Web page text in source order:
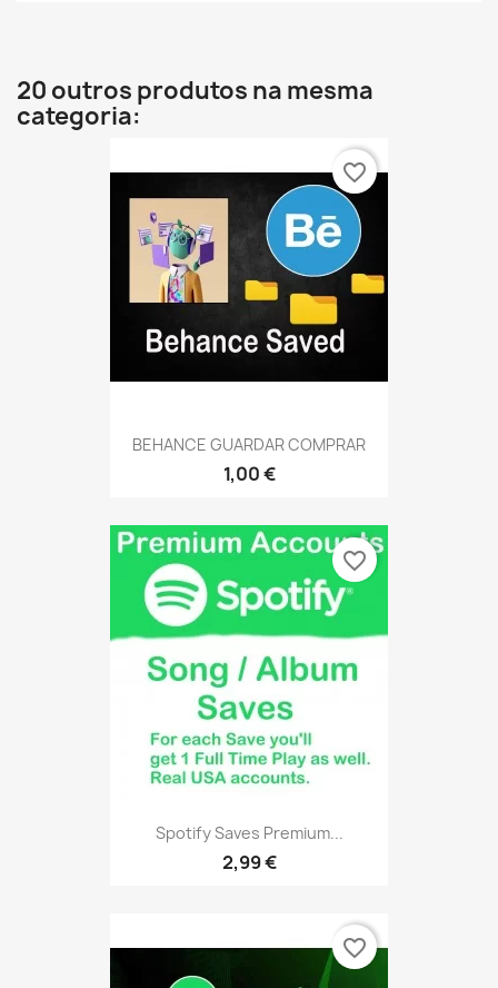
20 outros produtos na mesma
categoria:
BEHANCE GUARDAR COMPRAR
1,00 €
favorite_border
Spotify Saves Premium...
2,99 €
favorite_border
favorite_border